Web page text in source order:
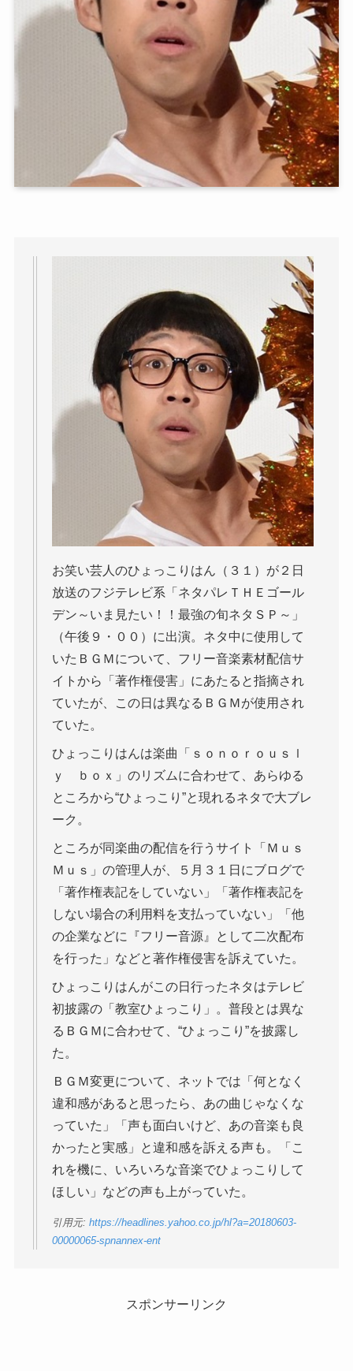
お笑い芸人のひょっこりはん（３１）が２日
放送のフジテレビ系「ネタパレＴＨＥゴール
デン～いま見たい！！最強の旬ネタＳＰ～」
（午後９・００）に出演。ネタ中に使用して
いたＢＧＭについて、フリー音楽素材配信サ
イトから「著作権侵害」にあたると指摘され
ていたが、この日は異なるＢＧＭが使用され
ていた。
ひょっこりはんは楽曲「ｓｏｎｏｒｏｕｓｌ
ｙ ｂｏｘ」のリズムに合わせて、あらゆる
ところから“ひょっこり”と現れるネタで大ブレ
ーク。
ところが同楽曲の配信を行うサイト「Ｍｕｓ
Ｍｕｓ」の管理人が、５月３１日にブログで
「著作権表記をしていない」「著作権表記を
しない場合の利用料を支払っていない」「他
の企業などに『フリー音源』として二次配布
を行った」などと著作権侵害を訴えていた。
ひょっこりはんがこの日行ったネタはテレビ
初披露の「教室ひょっこり」。普段とは異な
るＢＧＭに合わせて、“ひょっこり”を披露し
た。
ＢＧＭ変更について、ネットでは「何となく
違和感があると思ったら、あの曲じゃなくな
っていた」「声も面白いけど、あの音楽も良
かったと実感」と違和感を訴える声も。「こ
れを機に、いろいろな音楽でひょっこりして
ほしい」などの声も上がっていた。
引用元: https://headlines.yahoo.co.jp/hl?a=20180603-
00000065-spnannex-ent
スポンサーリンク